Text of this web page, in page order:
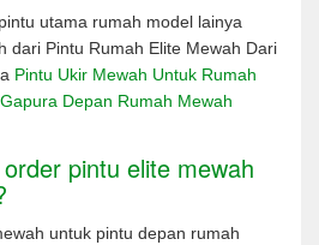
utama rumah model lainya
dari Pintu Rumah Elite Mewah Dari
Pintu Ukir Mewah Untuk Rumah
Depan Rumah Mewah
pintu elite mewah
untuk pintu depan rumah